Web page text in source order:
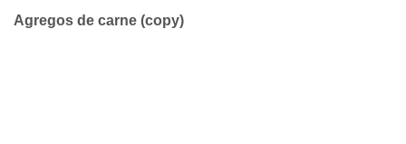
Agregos de carne (copy)